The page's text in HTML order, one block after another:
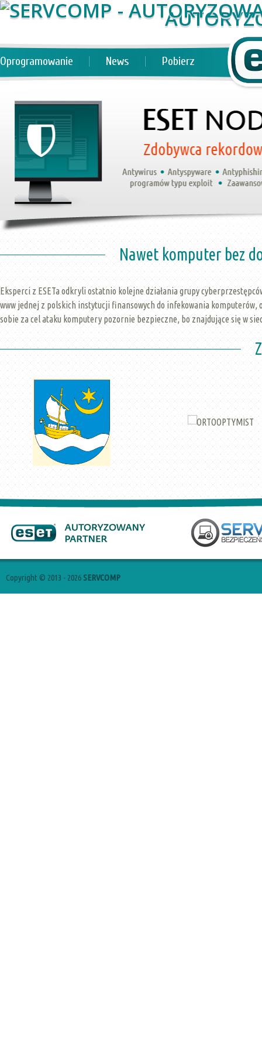
Oprogramowanie News Pobierz
Nawet komputer bez
Eksperci z ESETa odkryli ostatnio kolejne działania grupy
www jednej z polskich instytucji finansowych do infekowania komputerów,
sobie za cel ataku komputery pozornie bezpieczne, bo znajdujące się w
Copyright © 2013 - 2026 SERVCOMP